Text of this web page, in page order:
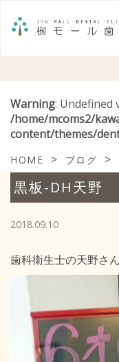
Warning: Undefined
/home/mcoms2/
content/themes/
HOME > ブログ >
黒板-DH天野
2018.09.10
歯科衛生士の天野さ